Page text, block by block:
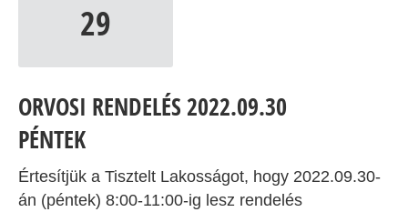
29
ORVOSI RENDELÉS 2022.09.30
PÉNTEK
Értesítjük a Tisztelt Lakosságot, hogy 2022.09.30-
án (péntek) 8:00-11:00-ig lesz rendelés